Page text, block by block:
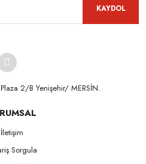
KAYDOL
ㅤㅤㅤㅤㅤㅤㅤㅤㅤㅤㅤㅤㅤㅤㅤㅤㅤㅤㅤㅤㅤㅤ ㅤㅤㅤㅤㅤㅤㅤㅤㅤㅤ
İletişim
Sorgula